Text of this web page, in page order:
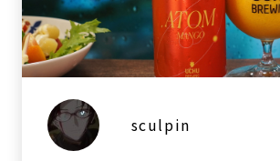
sculpin